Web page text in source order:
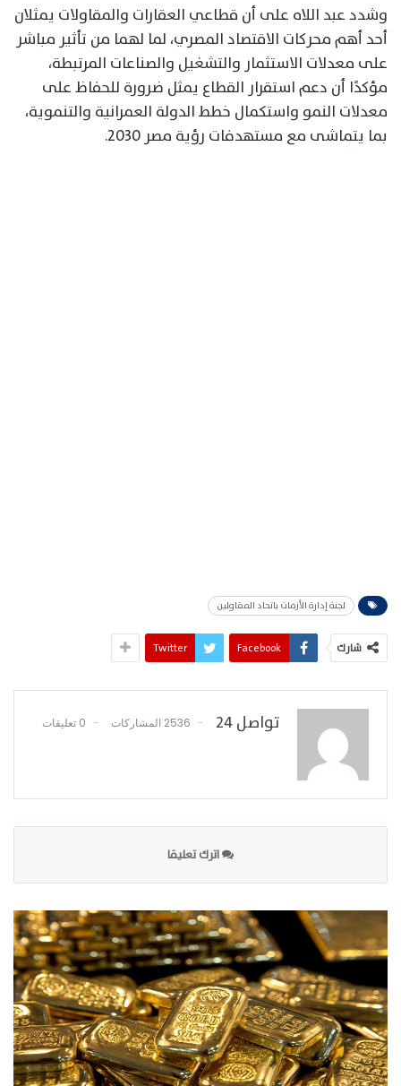
وشدد عبد اللاه على أن قطاعي العقارات والمقاولات يمثلان
أحد أهم محركات الاقتصاد المصري، لما لهما من تأثير مباشر
على معدلات الاستثمار والتشغيل والصناعات المرتبطة،
مؤكدًا أن دعم استقرار القطاع يمثل ضرورة للحفاظ على
معدلات النمو واستكمال خطط الدولة العمرانية والتنموية،
بما يتماشى مع مستهدفات رؤية مصر 2030.
لجنة إدارة الأزمات باتحاد المقاولين
شارك Facebook
Twitter
تواصل 24 2536 المشاركات 0 تعليقات
اترك تعليقا